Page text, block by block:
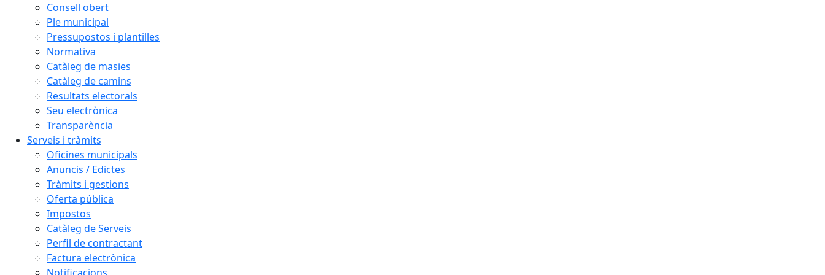
Consell obert
Ple municipal
Pressupostos i plantilles
Normativa
Catàleg de masies
Catàleg de camins
Resultats electorals
Seu electrònica
Transparència
Serveis i tràmits
Oficines municipals
Anuncis / Edictes
Tràmits i gestions
Oferta pública
Impostos
Catàleg de Serveis
Perfil de contractant
Factura electrònica